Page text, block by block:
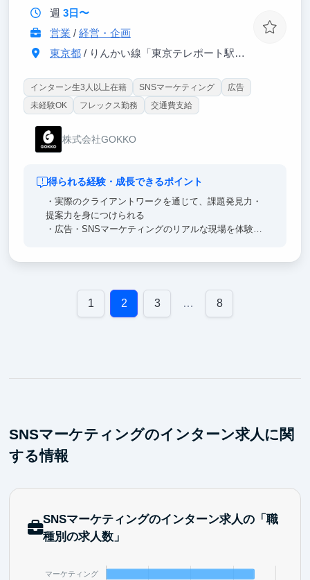
週 3日〜
営業 / 経営・企画
東京都/ りんかい線「東京テレポート駅」徒歩7分
インターン生3人以上在籍 SNSマーケティング
広告
未経験OK
フレックス勤務 交通費支給
株式会社GOKKO
得られる経験・成長できるポイント
・実際のクライアントワークを通じて、課題発見力・
提案力を身につけられる
・広告・SNSマーケティングのリアルな現場を体験で
1 2 3 … 8
SNSマーケティングのインターン求人に関
する情報
SNSマーケティングのインターン求人の「職
種別の求人数」